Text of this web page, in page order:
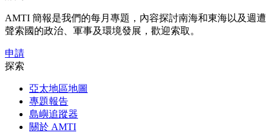
AMTI 簡報是我們的每月專題，內容探討南海和東海以及週遭
聲索國的政治、軍事及環境發展，歡迎索取。
申請
探索
亞太地區地圖
專題報告
島嶼追蹤器
關於 AMTI